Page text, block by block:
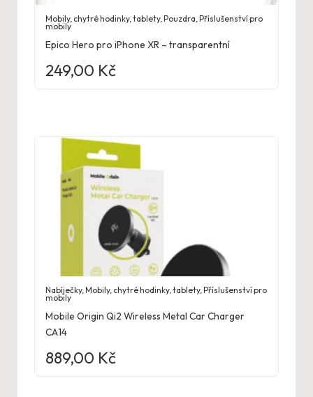
Mobily, chytré hodinky, tablety,Pouzdra,Příslušenství pro
mobily
Epico Hero pro iPhone XR – transparentní
249,00 Kč
Nabíječky,Mobily, chytré hodinky, tablety,Příslušenství pro
mobily
Mobile Origin Qi2 Wireless Metal Car Charger
CA14
889,00 Kč